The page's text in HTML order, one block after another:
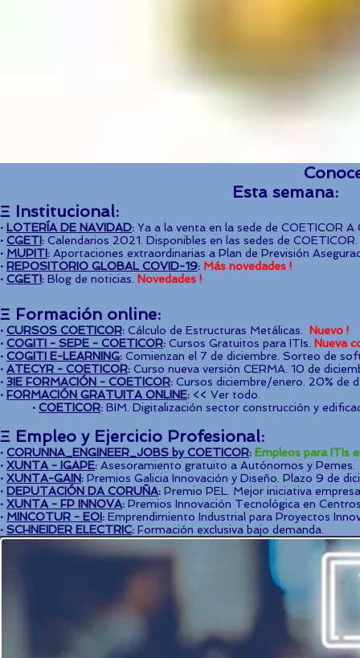
Esta
Ξ Institucional:
· LOTERÍA DE NAVIDAD: Ya a la venta en la sede de COETICOR A
· CGETI: Calendarios 2021. Disponibles en las sedes de COETICOR.
· MUPITI: Aportaciones extraordinarias a Plan de Previsión
· REPOSITORIO GLOBAL COVID-19: Más novedades !
· CGETI: Blog de noticias. Novedades !
Ξ Formación online:
· CURSOS COETICOR: Cálculo de Estructuras Metálicas. Nuevo !
· COGITI - SEPE - COETICOR: Cursos Gratuitos para ITIs. Nueva
· COGITI E-LEARNING: Comienzan el 7 de diciembre. Sorteo de
· ATECYR - COETICOR: Curso nueva versión CERMA. 10 de
· 3IE FORMACIÓN - COETICOR: Cursos diciembre/enero. 20% de
· FORMACIÓN GRATUITA ONLINE: << Ver todo.
· COETICOR: BIM. Digitalización sector construcción y
Ξ Empleo y Ejercicio Profesional:
· CORUNNA_ENGINEER_JOBS by COETICOR: Empleos para ITIs
· XUNTA - IGAPE: Asesoramiento gratuito a Autónomos y Pemes.
· XUNTA-GAIN: Premios Galicia Innovación y Diseño. Plazo 9 de
· DEPUTACIÓN DA CORUÑA: Premio PEL. Mejor iniciativa
· XUNTA - FP INNOVA: Premios Innovación Tecnológica en
· MINCOTUR - EOI: Emprendimiento Industrial para Proyectos
· SCHNEIDER ELECTRIC: Formación exclusiva bajo demanda.